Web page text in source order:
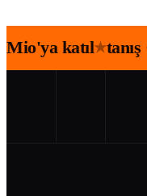
Mio'ya katıl★tanış